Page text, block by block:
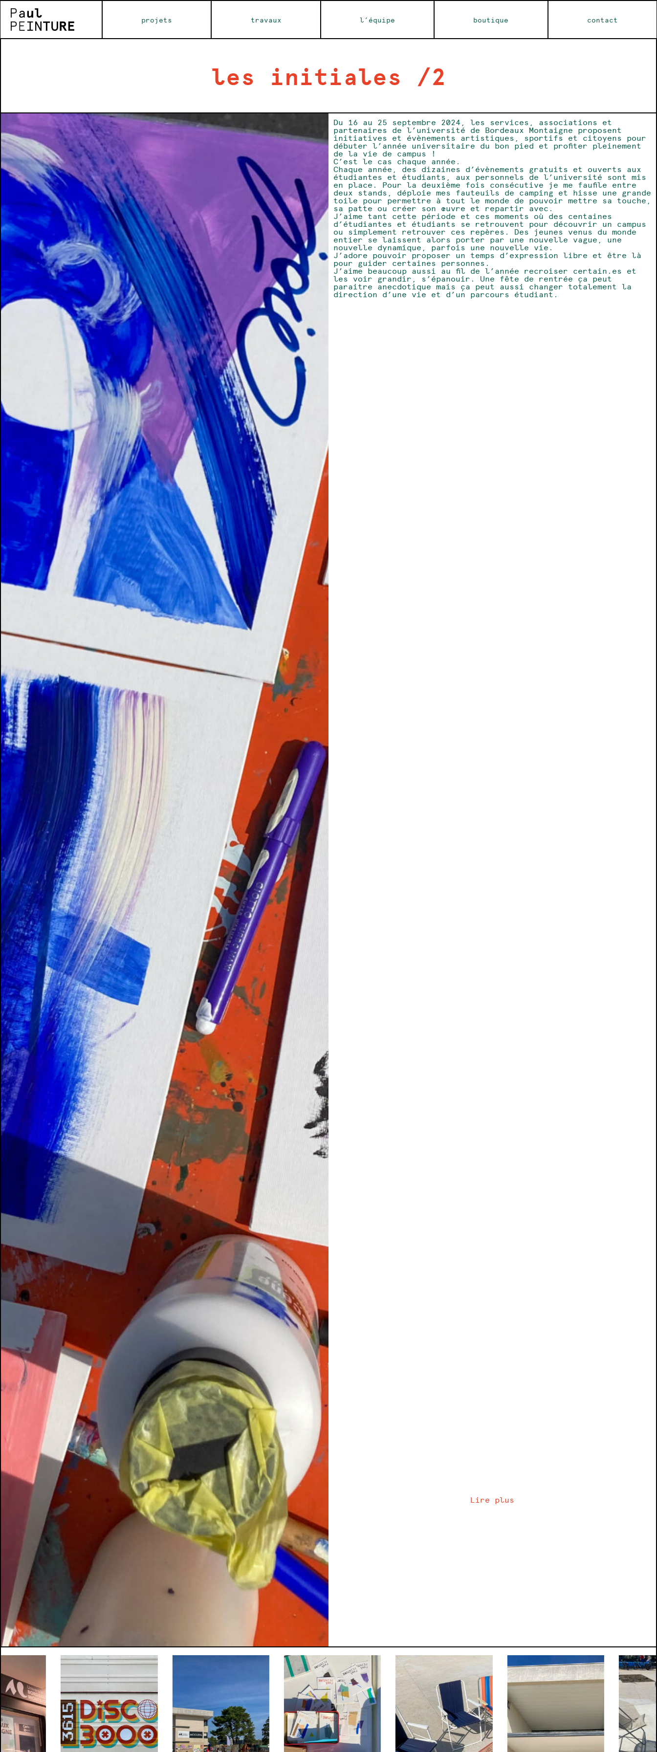
projets travaux l’équipe boutique contact
les initiales /2
Du 16 au 25 septembre 2024, les services, associations et
partenaires de l’université de Bordeaux Montaigne proposent
initiatives et évènements artistiques, sportifs et citoyens pour
débuter l’année universitaire du bon pied et profiter pleinement
de la vie de campus !
C’est le cas chaque année.
Chaque année, des dizaines d’évènements gratuits et ouverts aux
étudiantes et étudiants, aux personnels de l’université sont mis
en place. Pour la deuxième fois consécutive je me faufile entre
deux stands, déploie mes fauteuils de camping et hisse une grande
toile pour permettre à tout le monde de pouvoir mettre sa touche,
sa patte ou créer son œuvre et repartir avec.
J’aime tant cette période et ces moments où des centaines
d’étudiantes et étudiants se retrouvent pour découvrir un campus
ou simplement retrouver ces repères. Des jeunes venus du monde
entier se laissent alors porter par une nouvelle vague, une
nouvelle dynamique, parfois une nouvelle vie.
J’adore pouvoir proposer un temps d’expression libre et être là
pour guider certaines personnes.
J’aime beaucoup aussi au fil de l’année recroiser certain.es et
les voir grandir, s’épanouir. Une fête de rentrée ça peut
paraitre anecdotique mais ça peut aussi changer totalement la
direction d’une vie et d’un parcours étudiant.
Lire plus